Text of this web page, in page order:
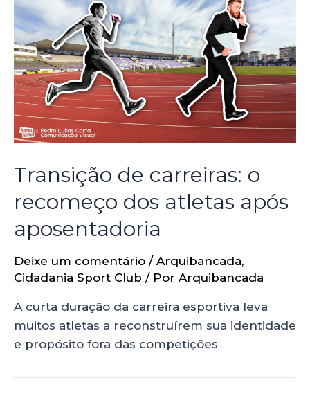
Transição de carreiras: o
recomeço dos atletas após
aposentadoria
Deixe um comentário / Arquibancada,
Cidadania Sport Club / Por Arquibancada
A curta duração da carreira esportiva leva
muitos atletas a reconstruírem sua identidade
e propósito fora das competições